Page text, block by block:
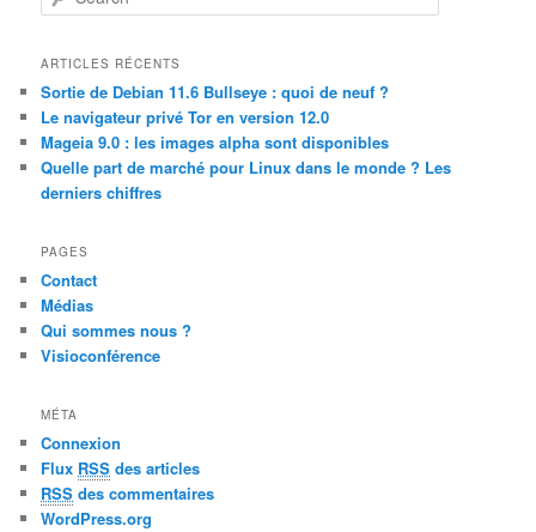
e
r
h
ARTICLES RÉCENTS
Sortie de Debian 11.6 Bullseye : quoi de neuf ?
Le navigateur privé Tor en version 12.0
Mageia 9.0 : les images alpha sont disponibles
Quelle part de marché pour Linux dans le monde ? Les
derniers chiffres
PAGES
Contact
Médias
Qui sommes nous ?
Visioconférence
MÉTA
Connexion
Flux RSS des articles
RSS des commentaires
WordPress.org